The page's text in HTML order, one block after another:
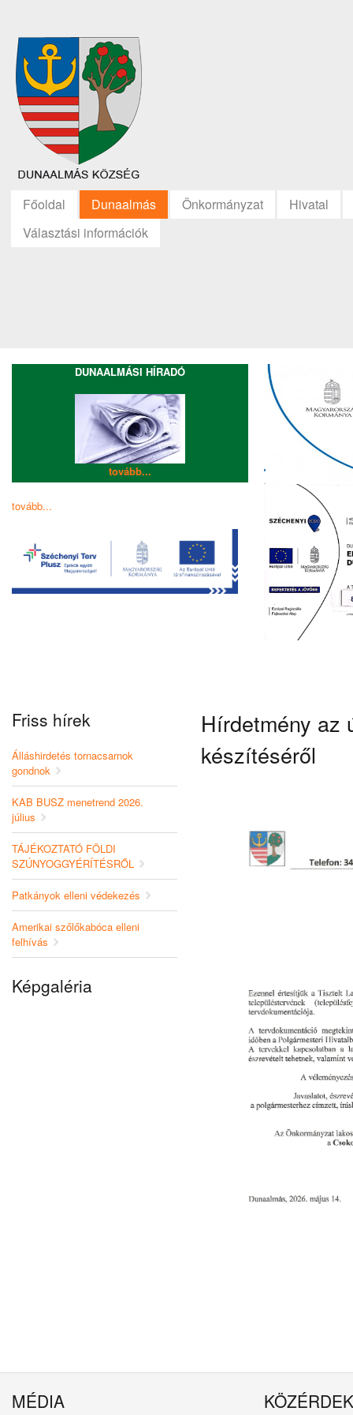
Főoldal Dunaalmás Önkormányzat
Hivatal
Választási információk
DUNAALMÁSI HÍRADÓ
tovább...
tovább...
Friss hírek
Álláshirdetés tornacsarnok
gondnok
KAB BUSZ menetrend 2026.
július
TÁJÉKOZTATÓ FÖLDI
SZÚNYOGGYÉRÍTÉSRŐL
Patkányok elleni védekezés
Amerikai szőlőkabóca elleni
felhívás
Képgaléria
Hírdetmény az
készítéséről
MÉDIA